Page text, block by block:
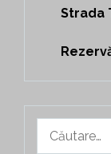
Strada
după: